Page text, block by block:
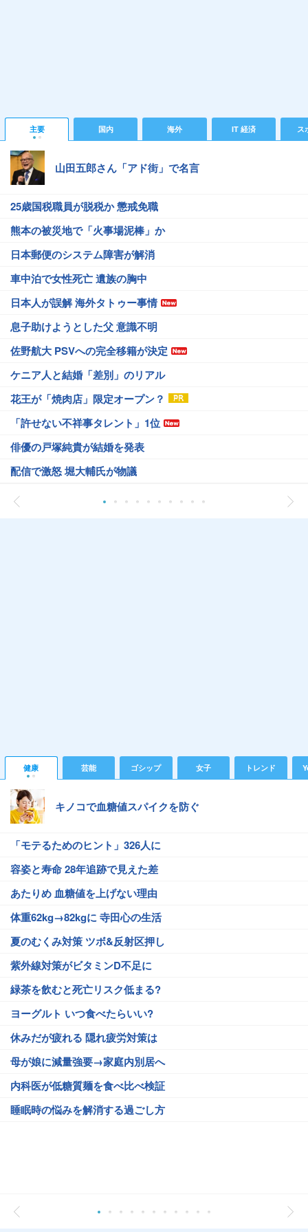
主要 国内 海外 IT 経済 ス
山田五郎さん「アド街」で名言
25歳国税職員が脱税か 懲戒免職
熊本の被災地で「火事場泥棒」か
日本郵便のシステム障害が解消
車中泊で女性死亡 遺族の胸中
日本人が誤解 海外タトゥー事情
息子助けようとした父 意識不明
佐野航大 PSVへの完全移籍が決定
ケニア人と結婚「差別」のリアル
花王が「焼肉店」限定オープン？
「許せない不祥事タレント」1位
俳優の戸塚純貴が結婚を発表
配信で激怒 堀大輔氏が物議
健康 芸能 ゴシップ 女子 トレンド
キノコで血糖値スパイクを防ぐ
「モテるためのヒント」326人に
容姿と寿命 28年追跡で見えた差
あたりめ 血糖値を上げない理由
体重62kg→82kgに 寺田心の生活
夏のむくみ対策 ツボ&反射区押し
紫外線対策がビタミンD不足に
緑茶を飲むと死亡リスク低まる?
ヨーグルト いつ食べたらいい?
休みだが疲れる 隠れ疲労対策は
母が娘に減量強要→家庭内別居へ
内科医が低糖質麺を食べ比べ検証
睡眠時の悩みを解消する過ごし方